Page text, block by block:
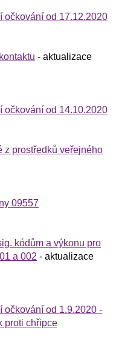
očkování od 17.12.2020
- aktualizace
očkování od 14.10.2020
z prostředků veřejného
09557
kódům a výkonu pro
a 002 - aktualizace
očkování od 1.9.2020 -
proti chřipce